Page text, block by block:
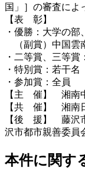
国」］の審査によ
【表 彰】
・優勝：大学の
（副賞）中国雲
・二等賞、三等
・特別賞：若干名
・参加賞：全員
【主 催】 湘南
【共 催】 湘南
【後 援】 藤沢
沢市都市親善委員
本件に関す